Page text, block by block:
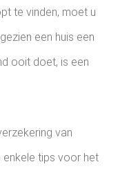
te vinden, moet u
een huis een
ooit doet, is een
van
enkele tips voor het